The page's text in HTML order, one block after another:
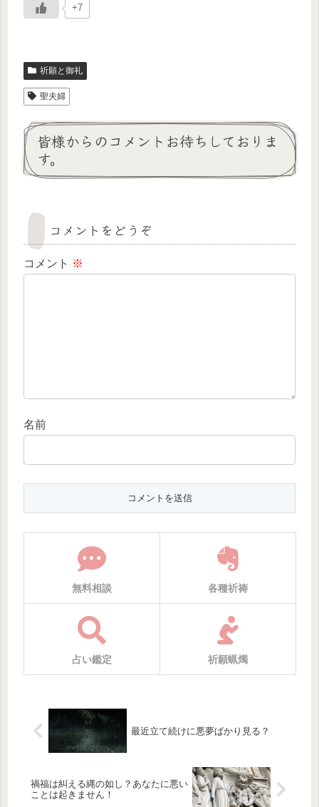
+7
祈願と御礼
聖夫婦
皆様からのコメントお待ちしておりま
す。
コメントをどうぞ
コメント ※
名前
無料相談 各種祈祷
占い鑑定 祈願蝋燭
最近立て続けに悪夢ばかり見る？
禍福は糾える縄の如し？あなたに悪い
ことは起きません！